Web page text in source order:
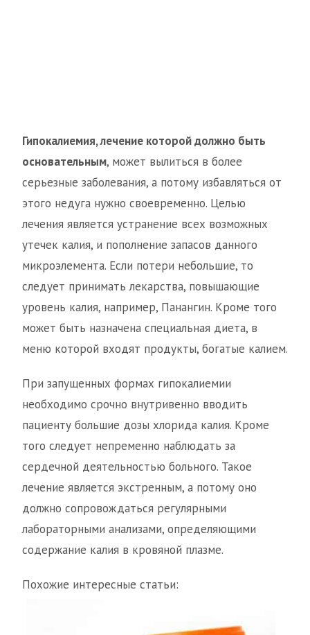
Гипокалиемия, лечение которой должно быть
основательным, может вылиться в более
серьезные заболевания, а потому избавляться от
этого недуга нужно своевременно. Целью
лечения является устранение всех возможных
утечек калия, и пополнение запасов данного
микроэлемента. Если потери небольшие, то
следует принимать лекарства, повышающие
уровень калия, например, Панангин. Кроме того
может быть назначена специальная диета, в
меню которой входят продукты, богатые калием.
При запущенных формах гипокалиемии
необходимо срочно внутривенно вводить
пациенту большие дозы хлорида калия. Кроме
того следует непременно наблюдать за
сердечной деятельностью больного. Такое
лечение является экстренным, а потому оно
должно сопровождаться регулярными
лабораторными анализами, определяющими
содержание калия в кровяной плазме.
Похожие интересные статьи: